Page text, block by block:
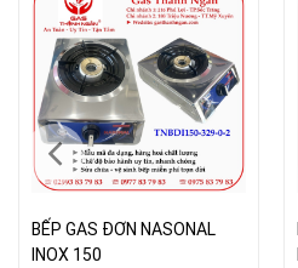
BẾP GAS ĐƠN NASONAL
INOX 150